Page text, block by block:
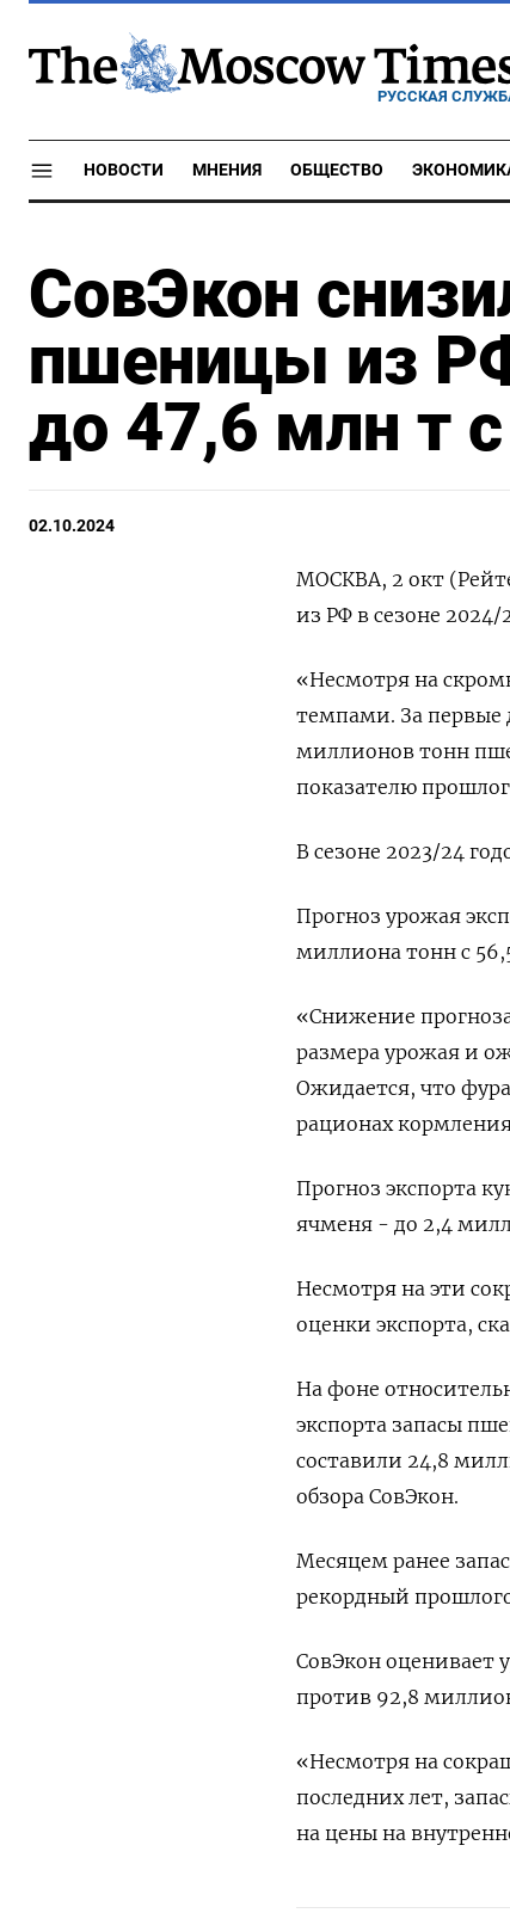
РУССКАЯ
НОВОСТИ МНЕНИЯ ОБЩЕСТВО
СовЭкон
пшеницы из
до 47,6 млн т
02.10.2024
МОСКВА, 2 окт
из РФ в сезоне
«Несмотря на
темпами. За первые
миллионов тонн
показателю
В сезоне 2023/24
Прогноз урожая
миллиона тонн с
«Снижение
размера урожая и
Ожидается, что
рационах
Прогноз экспорта
ячменя - до 2,4
Несмотря на эти
оценки экспорта,
На фоне
экспорта запасы
составили 24,8
обзора СовЭкон.
Месяцем ранее
рекордный
СовЭкон оценивает
против 92,8
«Несмотря на
последних лет,
на цены на